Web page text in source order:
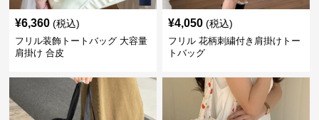
¥6,360 (税込)
フリル装飾トートバッグ 大容量
肩掛け 合皮
¥4,050 (税込)
フリル 花柄刺繍付き肩掛けトー
トバッグ